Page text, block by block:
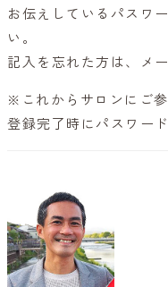
お伝えしているパスワ
い。
記入を忘れた方は、メ
※これからサロンにご参
登録完了時にパスワー